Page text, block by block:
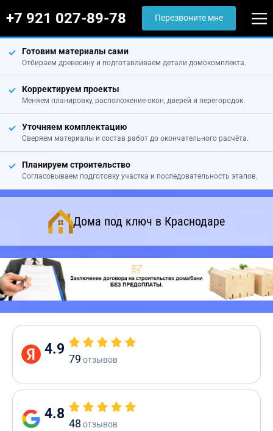
+7 921 027-89-78 Перезвоните мне
Готовим материалы сами
Отбираем древесину и подготавливаем детали домокомплекта.
Корректируем проекты
Меняем планировку, расположение окон, дверей и перегородок.
Уточняем комплектацию
Сверяем материалы и состав работ до окончательного расчёта.
Планируем строительство
Согласовываем подготовку участка и последовательность этапов.
Дома под ключ в Краснодаре
4.9
79 отзывов
4.8
48 отзывов